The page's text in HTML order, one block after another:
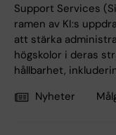
Support Services
ramen av KI:s
att stärka
högskolor i deras
hållbarhet,
Nyheter